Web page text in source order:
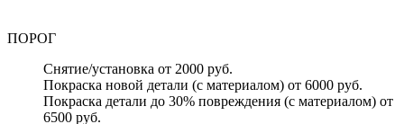
ПОРОГ
Снятие/установка от 2000 руб.
Покраска новой детали (с материалом) от 6000 руб.
Покраска детали до 30% повреждения (с материалом) от
6500 руб.